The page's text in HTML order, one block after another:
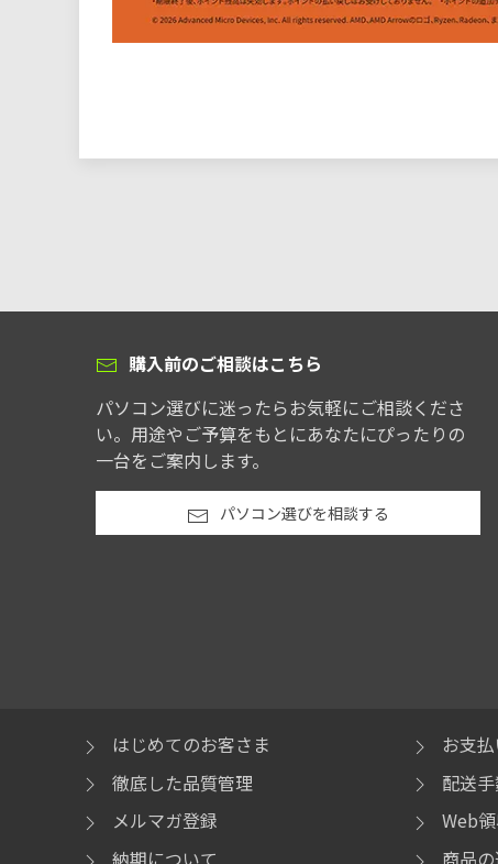
購入前のご相談はこちら
パソコン選びに迷ったらお気軽にご相談くださ
い。用途やご予算をもとにあなたにぴったりの
一台をご案内します。
パソコン選びを相談する
はじめてのお客さま
徹底した品質管理
メルマガ登録
納期について
お支
配送
Web
商品